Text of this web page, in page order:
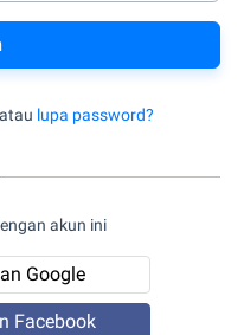
atau lupa password?
akun ini
Google
Facebook